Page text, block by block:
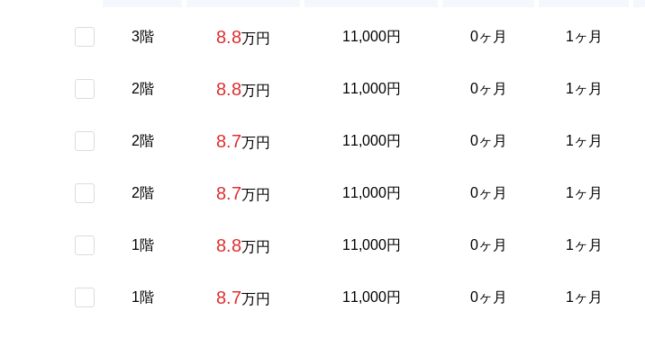
3階 8.8万円 11,000円 0ヶ月 1ヶ月
2階 8.8万円 11,000円 0ヶ月 1ヶ月
2階 8.7万円 11,000円 0ヶ月 1ヶ月
2階 8.7万円 11,000円 0ヶ月 1ヶ月
1階 8.8万円 11,000円 0ヶ月 1ヶ月
1階 8.7万円 11,000円 0ヶ月 1ヶ月